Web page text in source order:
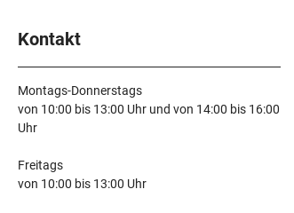
Kontakt
Montags-Donnerstags
von 10:00 bis 13:00 Uhr und von 14:00 bis 16:00
Uhr
Freitags
von 10:00 bis 13:00 Uhr